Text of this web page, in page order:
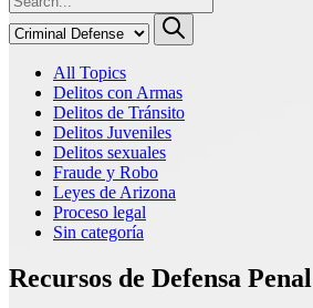
All Topics
Delitos con Armas
Delitos de Tránsito
Delitos Juveniles
Delitos sexuales
Fraude y Robo
Leyes de Arizona
Proceso legal
Sin categoría
Recursos de Defensa Penal